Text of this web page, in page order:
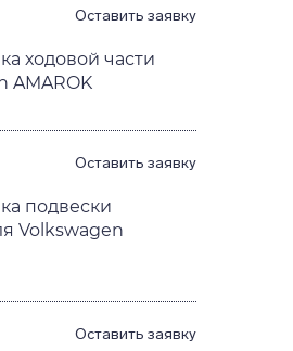
Оставить заявку
ходовой части
AMAROK
Оставить заявку
подвески
Volkswagen
Оставить заявку